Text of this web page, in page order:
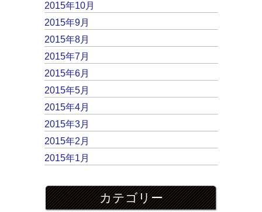
2015年10月
2015年9月
2015年8月
2015年7月
2015年6月
2015年5月
2015年4月
2015年3月
2015年2月
2015年1月
カテゴリー